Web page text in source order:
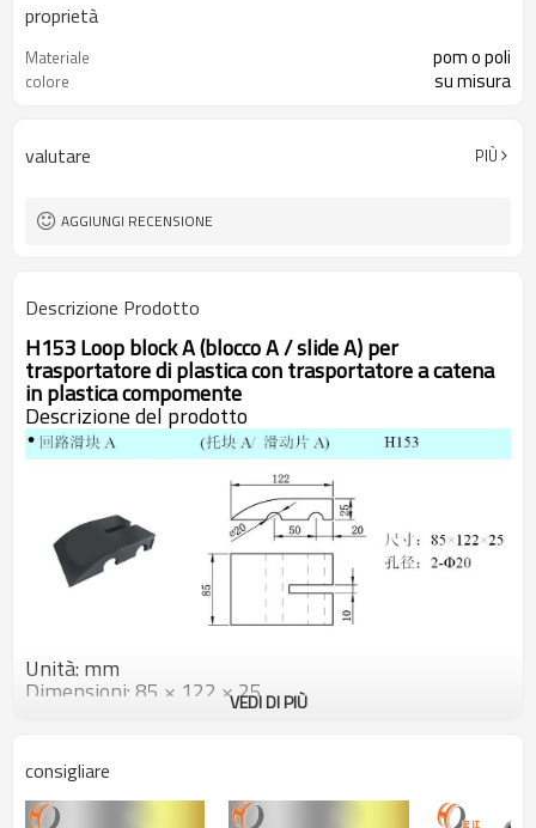
proprietà
Materiale pom o poli
colore su misura
valutare PIÙ
AGGIUNGI RECENSIONE
Descrizione Prodotto
H153Loop block A (blocco A / slide A) per
trasportatore di plastica con trasportatore a catena
in plastica compomente
Descrizione del prodotto
Unità: mm
Dimensioni: 85 × 122 × 25
Diametro del foro: 2-Ф20VEDI DI PIÙ
consigliare